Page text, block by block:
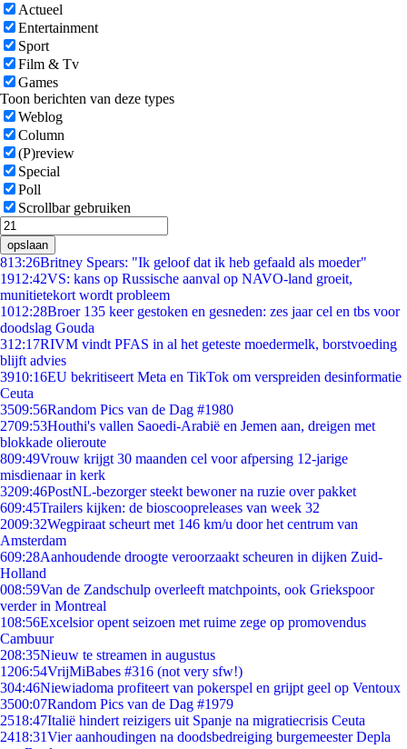
Actueel
Entertainment
Sport
Film & Tv
Games
Toon berichten van deze types
Weblog
Column
(P)review
Special
Poll
Scrollbar gebruiken
opslaan
813:26Britney Spears: "Ik geloof dat ik heb gefaald als moeder"
1912:42VS: kans op Russische aanval op NAVO-land groeit,
munitietekort wordt probleem
1012:28Broer 135 keer gestoken en gesneden: zes jaar cel en tbs voor
doodslag Gouda
312:17RIVM vindt PFAS in al het geteste moedermelk, borstvoeding
blijft advies
3910:16EU bekritiseert Meta en TikTok om verspreiden desinformatie
Ceuta
3509:56Random Pics van de Dag #1980
2709:53Houthi's vallen Saoedi-Arabië en Jemen aan, dreigen met
blokkade olieroute
809:49Vrouw krijgt 30 maanden cel voor afpersing 12-jarige
misdienaar in kerk
3209:46PostNL-bezorger steekt bewoner na ruzie over pakket
609:45Trailers kijken: de bioscoopreleases van week 32
2009:32Wegpiraat scheurt met 146 km/u door het centrum van
Amsterdam
609:28Aanhoudende droogte veroorzaakt scheuren in dijken Zuid-
Holland
008:59Van de Zandschulp overleeft matchpoints, ook Griekspoor
verder in Montreal
108:56Excelsior opent seizoen met ruime zege op promovendus
Cambuur
208:35Nieuw te streamen in augustus
1206:54VrijMiBabes #316 (not very sfw!)
304:46Niewiadoma profiteert van pokerspel en grijpt geel op Ventoux
3500:07Random Pics van de Dag #1979
2518:47Italië hindert reizigers uit Spanje na migratiecrisis Ceuta
2418:31Vier aanhoudingen na doodsbedreiging burgemeester Depla